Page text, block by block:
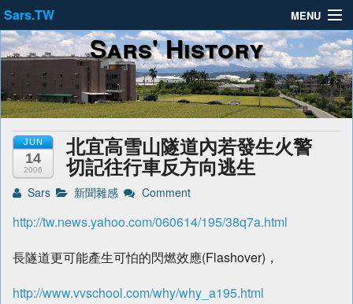
Sars.TW MENU
About
Privacy Policy
Terms of Service
Sars' History
JUN
14
2006
北宜高雪山隧道內若發生火警
切記往行車反方向逃生
Sars 新聞雜感 Comment
http://tw.news.yahoo.com/060614/195/38q7a.html
長隧道更可能產生可怕的閃燃效應(Flashover)，
http://www.vvschool.com/why/why_a195.html